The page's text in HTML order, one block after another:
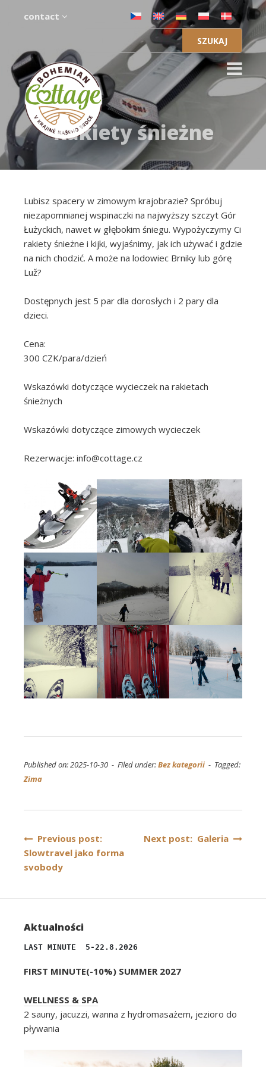
contact
Rakiety śnieżne
Lubisz spacery w zimowym krajobrazie? Spróbuj
niezapomnianej wspinaczki na najwyższy szczyt Gór
Łużyckich, nawet w głębokim śniegu. Wypożyczymy Ci
rakiety śnieżne i kijki, wyjaśnimy, jak ich używać i gdzie
na nich chodzić. A może na lodowiec Brniky lub górę
Luž?
Dostępnych jest 5 par dla dorosłych i 2 pary dla
dzieci.
Cena:
300 CZK/para/dzień
Wskazówki dotyczące wycieczek na rakietach
śnieżnych
Wskazówki dotyczące zimowych wycieczek
Rezerwacje: info@cottage.cz
Published on: 2025-10-30 - Filed under:Bez kategorii - Tagged:
Zima
Nawigacja
wpisu
Previous post:
Slowtravel jako forma
svobody
Next post: Galeria
Aktualności
LAST MINUTE  5-22.8.2026
FIRST MINUTE(-10%) SUMMER 2027
WELLNESS & SPA
2 sauny, jacuzzi, wanna z hydromasażem, jezioro do
pływania